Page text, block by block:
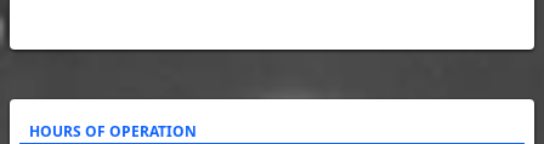
HOURS OF OPERATION